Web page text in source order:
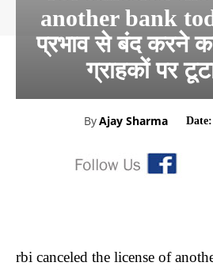
another bank
प्रभाव से बंद करने का
ग्राहकों पर
ByAjay Sharma Date:
rbi canceled the license of